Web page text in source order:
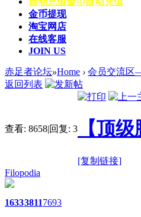
金币提现
淘宝网店
在线客服
JOIN US
赤足者论坛»Home › 会员交流区
返回列表
查看: 8658|回复: 3 【顶
[复制链接]
Filopodia
163338117693